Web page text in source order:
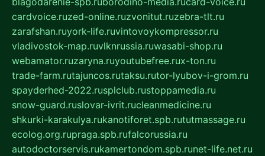
cardvoice.ruzed-online.ruzvonitut.ruzebra-tlt.ru
zarafshan.ruyork-life.ruvintovoykompressor.ru
vladivostok-map.ruvlknrussia.ruwasabi-shop.ru
webamator.ruzaryna.ruyoutubefree.rux-ton.ru
trade-farm.rutajuncos.rutaksu.rutor-lyubov-i-grom.ru
spayderhed-2022.rusplclub.rustoppamedia.ru
snow-guard.ruslovar-ivrit.rucleanmedicine.ru
shkurki-karakulya.rukanotiforet.spb.rututmassage.ru
ecolog.org.rupraga.spb.rufalcorussia.ru
autodoctorservis.rukamertondom.spb.runet-life.net.ru